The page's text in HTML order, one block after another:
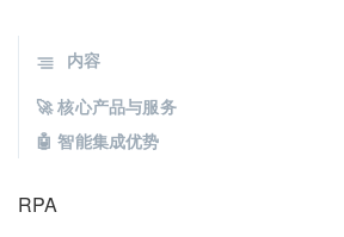
RPA
内容
🚀 核心产品与服务
🤖 智能集成优势